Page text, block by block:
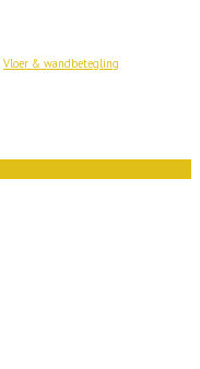
Vloer & wandbetegling